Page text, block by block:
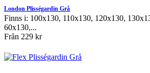
London Plisségardin Grå
Finns i: 100x130, 110x130, 120x130,
60x130,...
Från 229 kr